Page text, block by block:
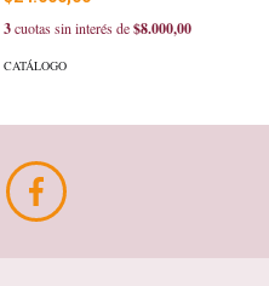
3cuotas sin interés de$8.000,00
CATÁLOGO